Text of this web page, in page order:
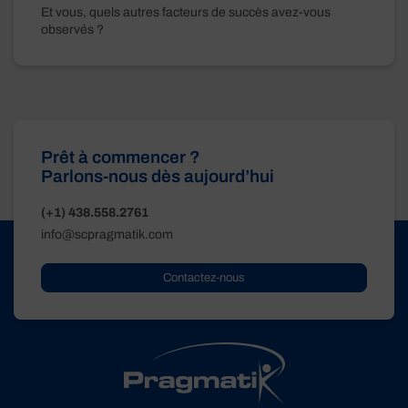
Et vous, quels autres facteurs de succès avez-vous
observés ?
Prêt à commencer ?
Parlons-nous dès aujourd’hui
(+1) 438.558.2761
info@scpragmatik.com
Contactez-nous